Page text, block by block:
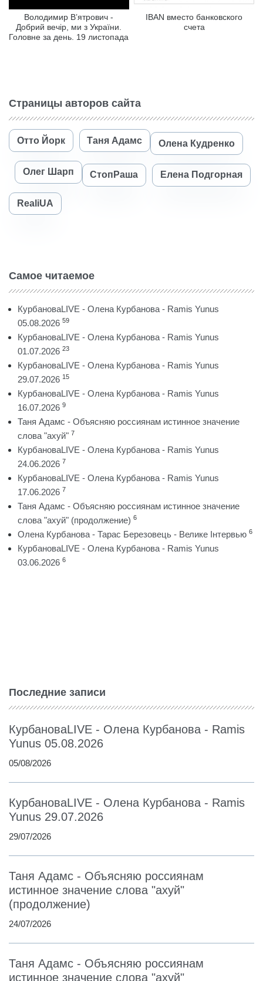
Володимир В’ятрович -
Добрий вечір, ми з України.
Головне за день. 19 листопада
IBAN вместо банковского
счета
Страницы авторов сайта
Отто Йорк Таня Адамс Олена Кудренко
Олег Шарп СтопРаша Елена Подгорная
RealiUA
Самое читаемое
КурбановаLIVE - Олена Курбанова - Ramis Yunus
05.08.2026 59
КурбановаLIVE - Олена Курбанова - Ramis Yunus
01.07.2026 23
КурбановаLIVE - Олена Курбанова - Ramis Yunus
29.07.2026 15
КурбановаLIVE - Олена Курбанова - Ramis Yunus
16.07.2026 9
Таня Адамс - Объясняю россиянам истинное значение
слова "ахуй" 7
КурбановаLIVE - Олена Курбанова - Ramis Yunus
24.06.2026 7
КурбановаLIVE - Олена Курбанова - Ramis Yunus
17.06.2026 7
Таня Адамс - Объясняю россиянам истинное значение
слова "ахуй" (продолжение) 6
Олена Курбанова - Тарас Березовець - Велике Інтервью 6
КурбановаLIVE - Олена Курбанова - Ramis Yunus
03.06.2026 6
Последние записи
КурбановаLIVE - Олена Курбанова - Ramis
Yunus 05.08.2026
05/08/2026
КурбановаLIVE - Олена Курбанова - Ramis
Yunus 29.07.2026
29/07/2026
Таня Адамс - Объясняю россиянам
истинное значение слова "ахуй"
(продолжение)
24/07/2026
Таня Адамс - Объясняю россиянам
истинное значение слова "ахуй"